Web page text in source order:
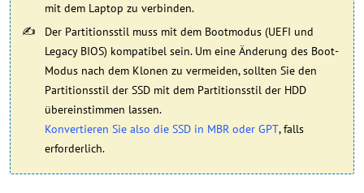
mit dem Laptop zu verbinden.
Der Partitionsstil muss mit dem Bootmodus (UEFI und
Legacy BIOS) kompatibel sein. Um eine Änderung des Boot-
Modus nach dem Klonen zu vermeiden, sollten Sie den
Partitionsstil der SSD mit dem Partitionsstil der HDD
übereinstimmen lassen.
Konvertieren Sie also die SSD in MBR oder GPT, falls
erforderlich.